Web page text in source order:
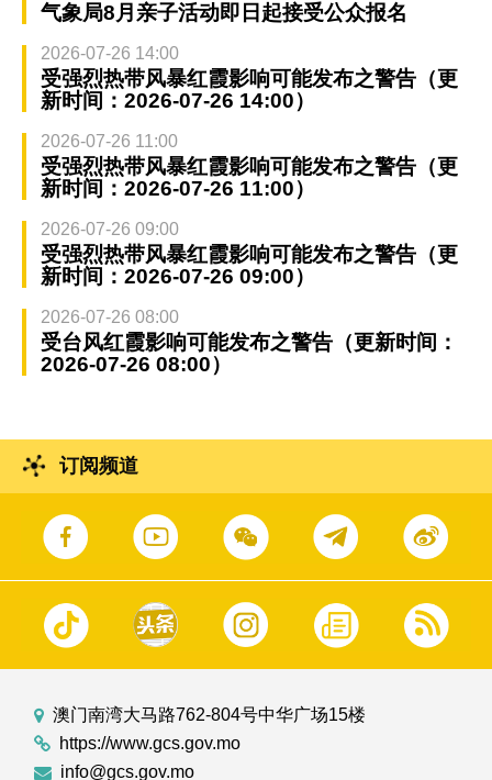
气象局8月亲子活动即日起接受公众报名
2026-07-26 14:00
受强烈热带风暴红霞影响可能发布之警告（更
新时间：2026-07-26 14:00）
2026-07-26 11:00
受强烈热带风暴红霞影响可能发布之警告（更
新时间：2026-07-26 11:00）
2026-07-26 09:00
受强烈热带风暴红霞影响可能发布之警告（更
新时间：2026-07-26 09:00）
2026-07-26 08:00
受台风红霞影响可能发布之警告（更新时间：
2026-07-26 08:00）
订阅频道
澳门南湾大马路762-804号中华广场15楼
https://www.gcs.gov.mo
info@gcs.gov.mo